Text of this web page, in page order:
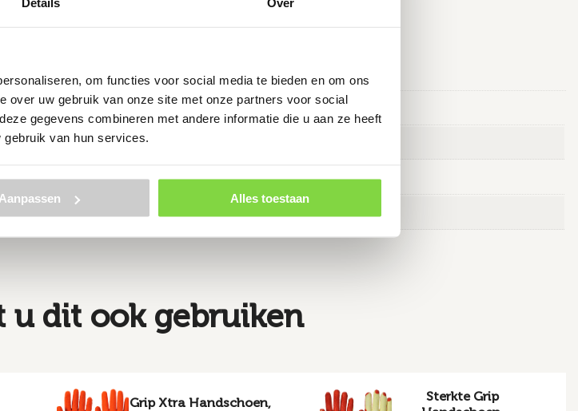
om functies voor social media te bieden en om ons
over uw gebruik van onze site met onze partners voor social
gegevens combineren met andere informatie die u aan ze heeft
van hun services.
Aanpassen Alles toestaan
u dit ook gebruiken
Grip Xtra Handschoen,
Sterkte Grip